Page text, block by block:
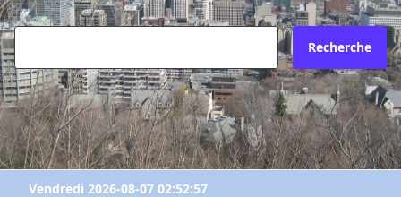
Recherche
Vendredi 2026-08-07 02:52:57